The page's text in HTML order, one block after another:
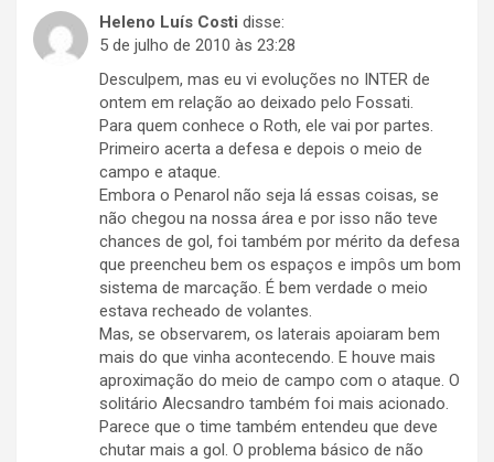
Heleno Luís Costi disse:
5 de julho de 2010 às 23:28
Desculpem, mas eu vi evoluções no INTER de
ontem em relação ao deixado pelo Fossati.
Para quem conhece o Roth, ele vai por partes.
Primeiro acerta a defesa e depois o meio de
campo e ataque.
Embora o Penarol não seja lá essas coisas, se
não chegou na nossa área e por isso não teve
chances de gol, foi também por mérito da defesa
que preencheu bem os espaços e impôs um bom
sistema de marcação. É bem verdade o meio
estava recheado de volantes.
Mas, se observarem, os laterais apoiaram bem
mais do que vinha acontecendo. E houve mais
aproximação do meio de campo com o ataque. O
solitário Alecsandro também foi mais acionado.
Parece que o time também entendeu que deve
chutar mais a gol. O problema básico de não